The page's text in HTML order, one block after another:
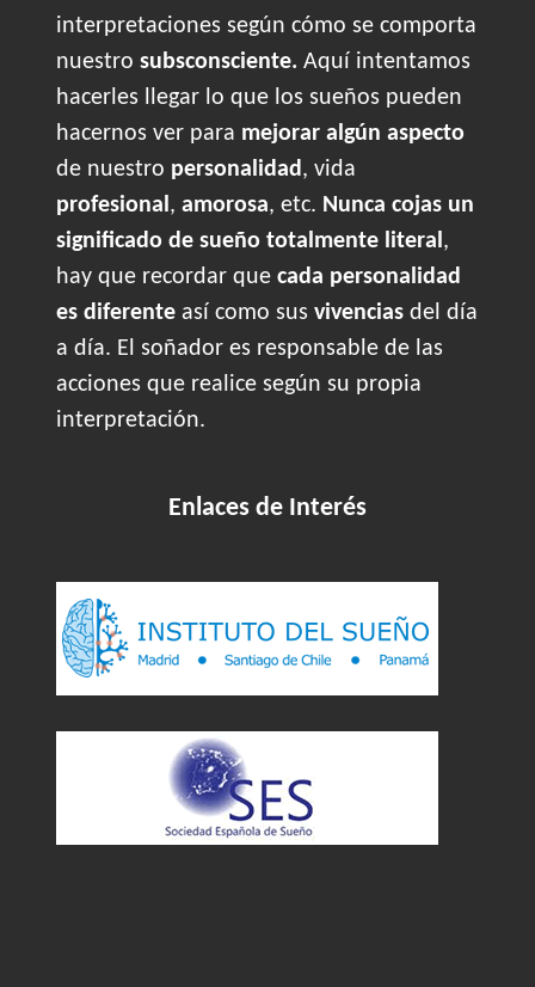
interpretaciones según cómo se comporta
nuestro subsconsciente. Aquí intentamos
hacerles llegar lo que los sueños pueden
hacernos ver para mejorar algún aspecto
de nuestro personalidad, vida
profesional, amorosa, etc. Nunca cojas un
significado de sueño totalmente literal,
hay que recordar que cada personalidad
es diferente así como sus vivencias del día
a día. El soñador es responsable de las
acciones que realice según su propia
interpretación.
Enlaces de Interés